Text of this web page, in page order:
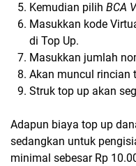
Kemudian pilih BCA
Masukkan kode
di Top Up.
Masukkan jumlah
Akan muncul rincian
Struk top up akan
Adapun biaya top up
sedangkan untuk
minimal sebesar Rp